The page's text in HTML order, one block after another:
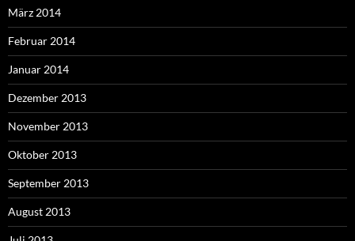
März 2014
Februar 2014
Januar 2014
Dezember 2013
November 2013
Oktober 2013
September 2013
August 2013